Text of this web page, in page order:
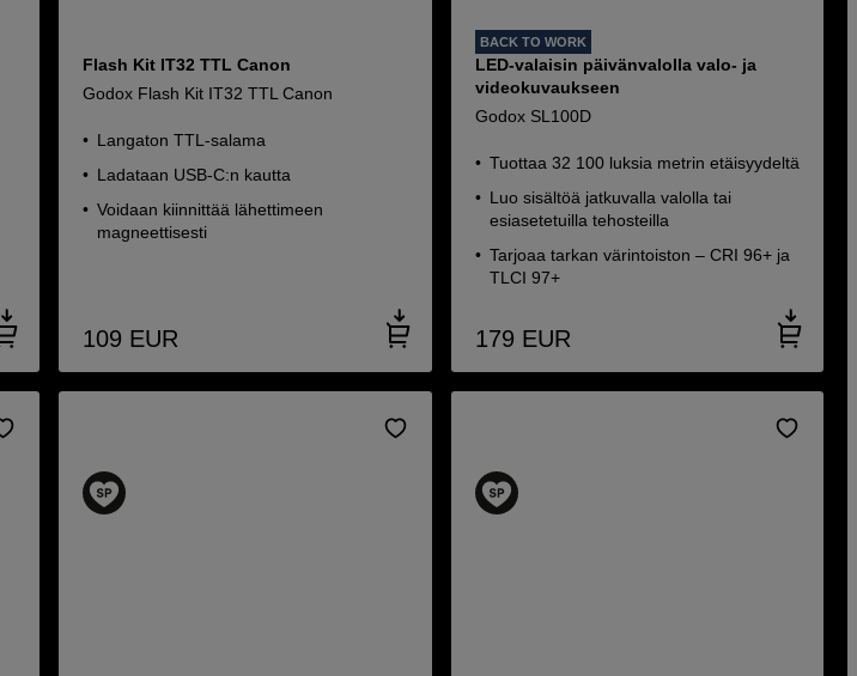
Flash Kit IT32 TTL Canon
Godox Flash Kit IT32 TTL Canon
Langaton TTL-salama
Ladataan USB-C:n kautta
Voidaan kiinnittää lähettimeen
magneettisesti
109 EUR
BACK TO WORK
LED-valaisin päivänvalolla valo- ja
videokuvaukseen
Godox SL100D
Tuottaa 32 100 luksia metrin etäisyydeltä
Luo sisältöä jatkuvalla valolla tai
esiasetetuilla tehosteilla
Tarjoaa tarkan värintoiston – CRI 96+ ja
TLCI 97+
179 EUR